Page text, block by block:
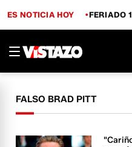
ES NOTICIA HOY FERIADO
FALSO BRAD PITT